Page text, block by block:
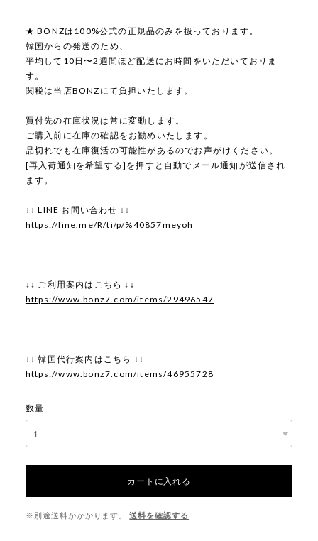
★ BONZは100%公式の正規品のみを扱っております。
韓国からの発送のため、
平均して10日〜2週間ほど配送にお時間をいただいておりま
す。
関税は当店BONZにて負担いたします。
買付先の在庫状況は常に変動します。
ご購入前に在庫の確認をお勧めいたします。
品切れでも在庫復活の可能性があるのでお声がけください。
[再入荷通知を希望する]を押すと自動でメール通知が送信され
ます。
↓↓ LINE お問い合わせ ↓↓
https://line.me/R/ti/p/%40857meyoh
↓↓ ご利用案内はこちら ↓↓
https://www.bonz7.com/items/29496547
↓↓ 韓国代行案内はこちら ↓↓
https://www.bonz7.com/items/46955728
数量
カートに入れる
※別途送料がかかります。 送料を確認する